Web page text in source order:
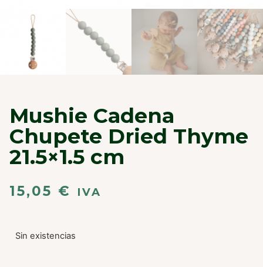
Mushie Cadena
Chupete Dried Thyme
21.5×1.5 cm
15,05 € IVA
Sin existencias